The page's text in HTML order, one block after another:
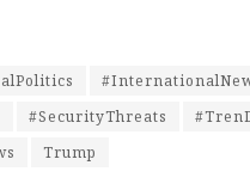
#SecurityThreats
Trump